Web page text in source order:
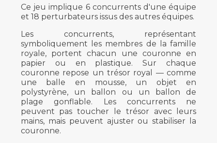
Ce jeu implique 6 concurrents d'une équipe
et 18 perturbateurs issus des autres équipes.
Les concurrents, représentant
symboliquement les membres de la famille
royale, portent chacun une couronne en
papier ou en plastique. Sur chaque
couronne repose un trésor royal — comme
une balle en mousse, un objet en
polystyrène, un ballon ou un ballon de
plage gonflable. Les concurrents ne
peuvent pas toucher le trésor avec leurs
mains, mais peuvent ajuster ou stabiliser la
couronne.